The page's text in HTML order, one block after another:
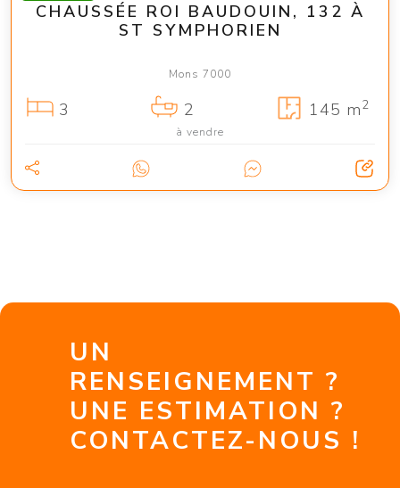
CHAUSSÉE ROI BAUDOUIN, 132 À
ST SYMPHORIEN
Mons 7000
3 2 145 m2
à vendre
UN
RENSEIGNEMENT ?
UNE ESTIMATION ?
CONTACTEZ-NOUS !